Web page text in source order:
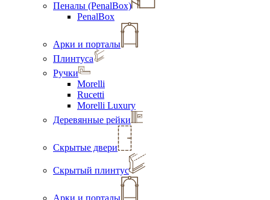
Пеналы (PenalBox)
PenalBox
Арки и порталы
Плинтуса
Ручки
Morelli
Rucetti
Morelli Luxury
Деревянные рейки
Скрытые двери
Скрытый плинтус
Арки и порталы